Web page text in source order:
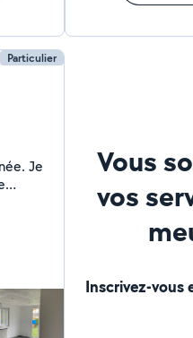
Particulier
Je
Vous
vos
Inscrivez-vous